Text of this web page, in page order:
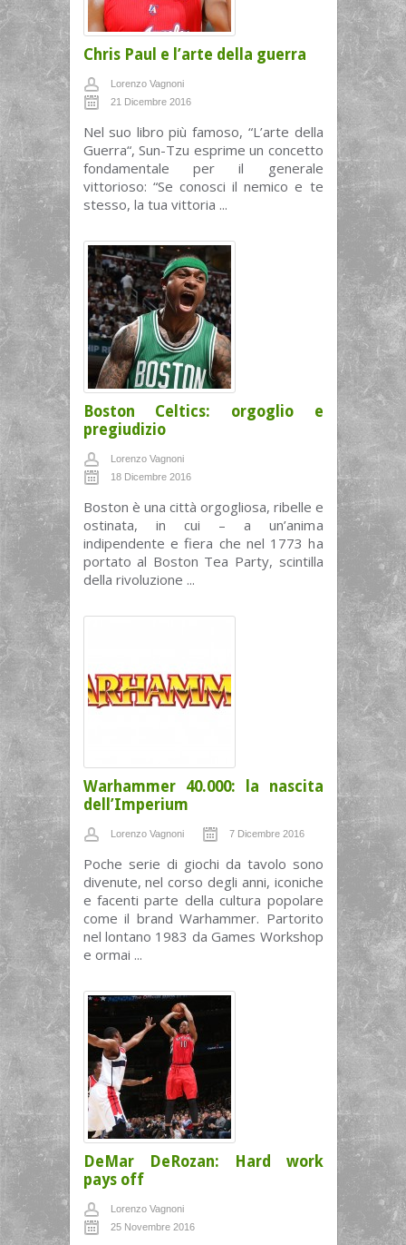
Chris Paul e l’arte della guerra
Lorenzo Vagnoni
21 Dicembre 2016
Nel suo libro più famoso, “L’arte della
Guerra“, Sun-Tzu esprime un concetto
fondamentale per il generale
vittorioso: “Se conosci il nemico e te
stesso, la tua vittoria ...
Boston Celtics: orgoglio e
pregiudizio
Lorenzo Vagnoni
18 Dicembre 2016
Boston è una città orgogliosa, ribelle e
ostinata, in cui – a un’anima
indipendente e fiera che nel 1773 ha
portato al Boston Tea Party, scintilla
della rivoluzione ...
Warhammer 40.000: la nascita
dell’Imperium
Lorenzo Vagnoni 7 Dicembre 2016
Poche serie di giochi da tavolo sono
divenute, nel corso degli anni, iconiche
e facenti parte della cultura popolare
come il brand Warhammer. Partorito
nel lontano 1983 da Games Workshop
e ormai ...
DeMar DeRozan: Hard work
pays off
Lorenzo Vagnoni
25 Novembre 2016